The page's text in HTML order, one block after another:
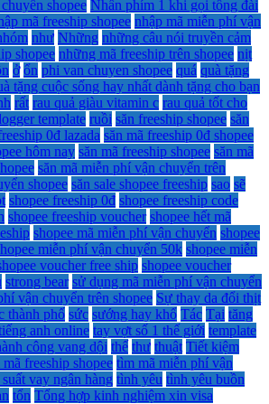
shopee Nhấn phím 1 khi gọi tổng đài
mã freeship shopee nhập mã miễn phí vận
như Những những câu nói truyền cảm
shopee những mã freeship trên shopee nịt
ở ổn phi van chuyen shopee quá quà tặng
tặng cuộc sống hay nhất dành tặng cho bạn
rất rau quả giàu vitamin c rau quả tốt cho
template ruồi săn freeship shopee săn
0đ lazada săn mã freeship 0đ shopee
hôm nay săn mã freeship shopee săn mã
săn mã miễn phí vận chuyển trên
shopee săn sale shopee freeship sao sẽ
shopee freeship 0đ shopee freeship code
shopee freeship voucher shopee hết mã
shopee mã miễn phí vận chuyển shopee
miễn phí vận chuyển 50k shopee miễn
voucher free ship shopee voucher
strong bear sử dụng mã miễn phí vận chuyển
vận chuyển trên shopee Sự thay da đổi thịt
thành phố sức sướng hay khổ Tác Tại tăng
anh online tay vợt số 1 thế giới template
công vang dội thế thư thuật Tiết kiệm
freeship shopee tìm mã miễn phí vận
vay ngân hàng tình yêu tình yêu buồn
tổn Tổng hợp kinh nghiệm xin visa